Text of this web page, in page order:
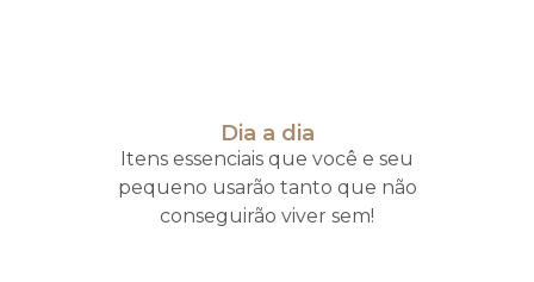
Dia a dia
Itens essenciais que você e seu
pequeno usarão tanto que não
conseguirão viver sem!